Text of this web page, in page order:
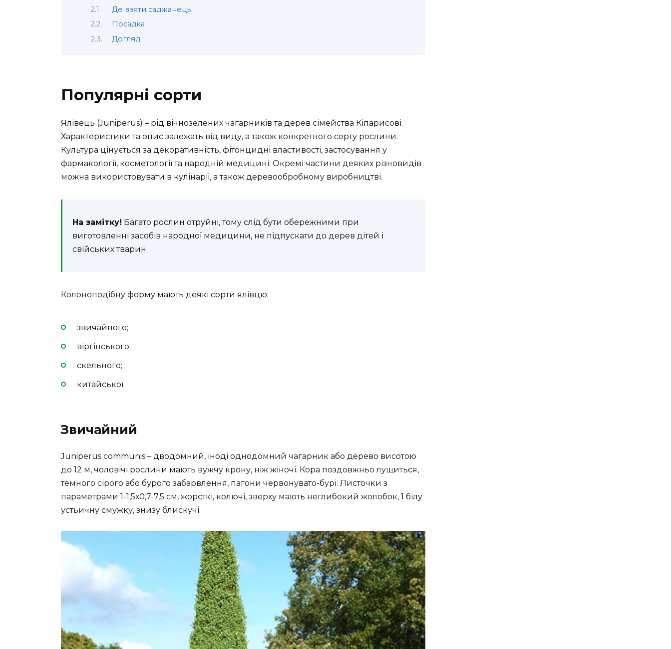
Де взяти саджанець
Посадка
Догляд
Популярні сорти
Ялівець (Juniperus) – рід вічнозелених чагарників та дерев сімейства Кіпарисові.
Характеристики та опис залежать від виду, а також конкретного сорту рослини.
Культура цінується за декоративність, фітонцидні властивості, застосування у
фармакології, косметології та народній медицині. Окремі частини деяких різновидів
можна використовувати в кулінарії, а також деревообробному виробництві.
На замітку! Багато рослин отруйні, тому слід бути обережними при
виготовленні засобів народної медицини, не підпускати до дерев дітей і
свійських тварин.
Колоноподібну форму мають деякі сорти ялівцю:
звичайного;
віргінського;
скельного;
китайської.
Звичайний
Juniperus communis – дводомний, іноді однодомний чагарник або дерево висотою
до 12 м, чоловічі рослини мають вужчу крону, ніж жіночі. Кора поздовжньо лущиться,
темного сірого або бурого забарвлення, пагони червонувато-бурі. Листочки з
параметрами 1-1,5х0,7-7,5 см, жорсткі, колючі, зверху мають неглибокий жолобок, 1 білу
устьичну смужку, знизу блискучі.